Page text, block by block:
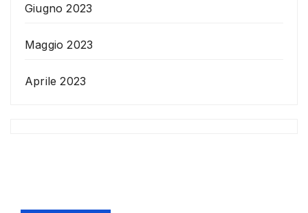
Giugno 2023
Maggio 2023
Aprile 2023